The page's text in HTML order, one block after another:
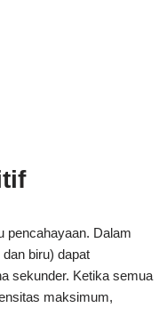
pencahayaan. Dalam
biru) dapat
sekunder. Ketika semua
maksimum,